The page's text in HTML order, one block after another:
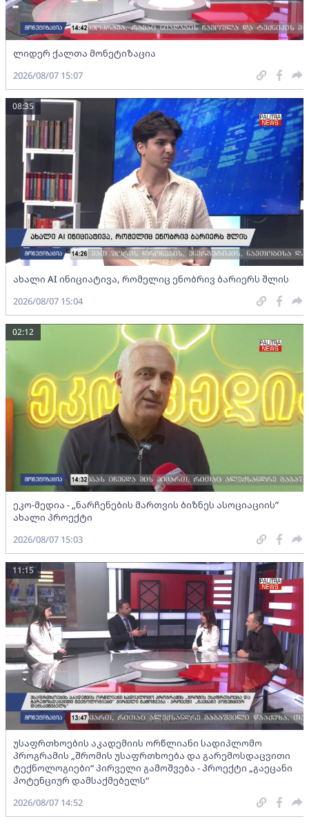
ლიდერ ქალთა მონეტიზაცია
2026/08/07 15:07
ახალი AI ინიციატივა, რომელიც ენობრივ ბარიერს შლის
08:35
2026/08/07 15:04
ეკო-მედია - „ნარჩენების მართვის ბიზნეს ასოციაციის”
ახალი პროექტი
02:12
2026/08/07 15:03
უსაფრთხოების აკადემიის ორწლიანი სადიპლომო
პროგრამის „შრომის უსაფრთხოება და გარემოსდაცვითი
ტექნოლოგიები“ პირველი გამოშვება - პროექტი „გაეცანი
პოტენციურ დამსაქმებელს“
11:15
2026/08/07 14:52